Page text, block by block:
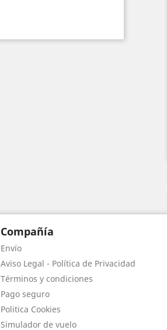
Compañía
Envío
Aviso Legal - Política de Privacidad
Términos y condiciones
Pago seguro
Politica Cookies
Simulador de vuelo